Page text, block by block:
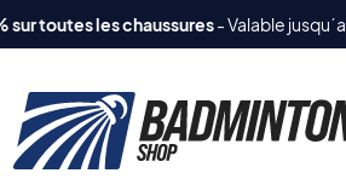
sur toutes les chaussures-Valable